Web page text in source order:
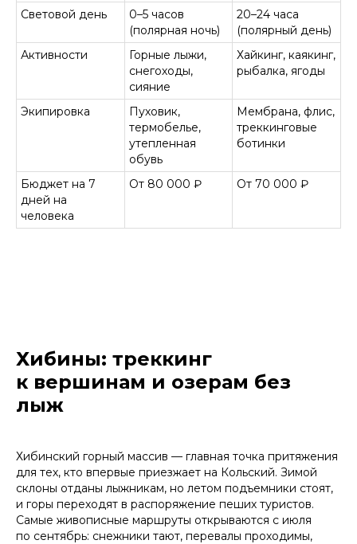
Световой день
0–5 часов
(полярная ночь)
20–24 часа
(полярный день)
Активности
Горные лыжи,
снегоходы,
сияние
Хайкинг, каякинг,
рыбалка, ягоды
Экипировка
Пуховик,
термобелье,
утепленная
обувь
Мембрана, флис,
треккинговые
ботинки
Бюджет на 7
дней на
человека
От 80 000 ₽ От 70 000 ₽
Хибины: треккинг
к вершинам и озерам без
лыж
Хибинский горный массив — главная точка притяжения
для тех, кто впервые приезжает на Кольский. Зимой
склоны отданы лыжникам, но летом подъемники стоят,
и горы переходят в распоряжение пеших туристов.
Самые живописные маршруты открываются с июля
по сентябрь: снежники тают, перевалы проходимы,